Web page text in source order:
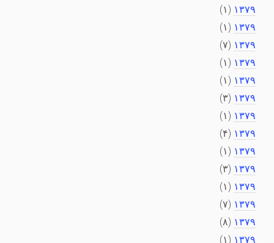
۱۳۷۹ (۱)
۱۳۷۹ (۱)
۱۳۷۹ (۷)
۱۳۷۹ (۱)
۱۳۷۹ (۱)
۱۳۷۹ (۳)
۱۳۷۹ (۱)
۱۳۷۹ (۴)
۱۳۷۹ (۱)
۱۳۷۹ (۳)
۱۳۷۹ (۱)
۱۳۷۹ (۷)
۱۳۷۹ (۸)
۱۳۷۹ (۱)